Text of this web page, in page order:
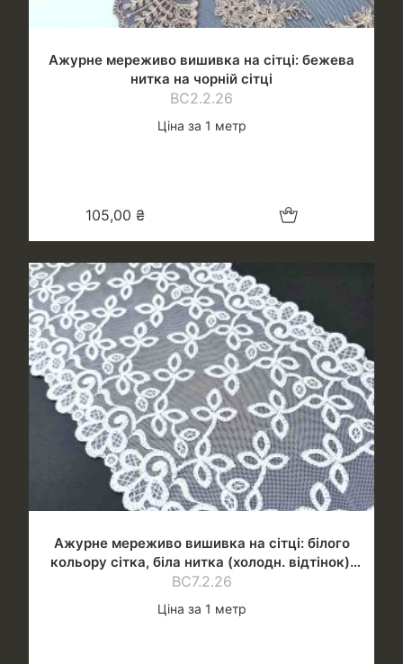
Ажурне мереживо вишивка на сітці: бежева
нитка на чорній сітці
ВС2.2.26
Ціна за 1 метр
105,00 ₴ Додати в кошик
Ажурне мереживо вишивка на сітці: білого
кольору сітка, біла нитка (холодн. відтінок),
шир.21 см
ВС7.2.26
Ціна за 1 метр